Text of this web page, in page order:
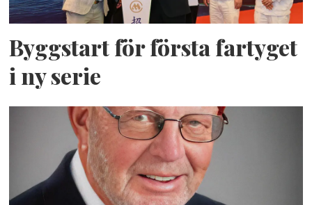
Byggstart för första fartyget
i ny serie